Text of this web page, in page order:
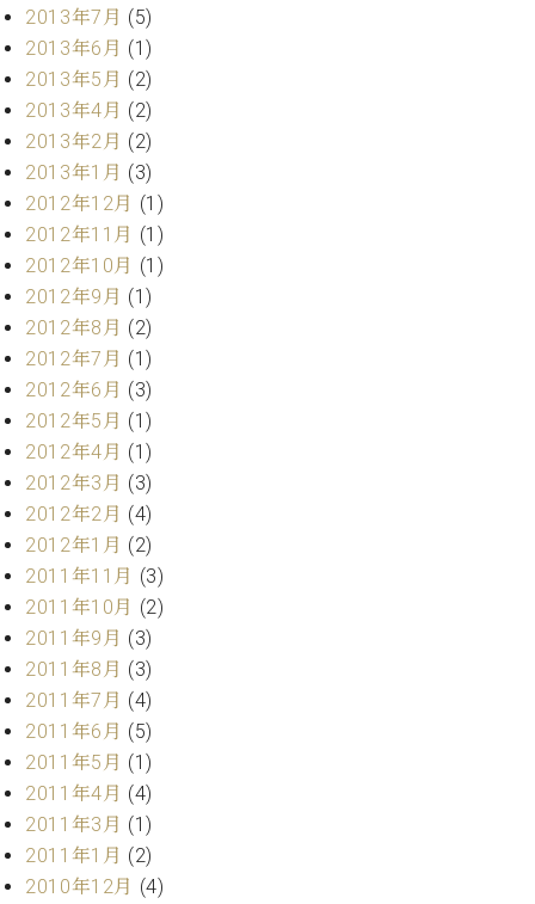
ス
ト
カ
ス
タ
マ
サ
ー
ビ
ス
(
調
律
)
フ
タ
ー
サ
ー
ス
(調
律)
調
律
師
介
調
律
料
金
2013年7月 (5)
2013年6月 (1)
2013年5月 (2)
2013年4月 (2)
2013年2月 (2)
2013年1月 (3)
2012年12月 (1)
2012年11月 (1)
2012年10月 (1)
2012年9月 (1)
2012年8月 (2)
2012年7月 (1)
2012年6月 (3)
2012年5月 (1)
2012年4月 (1)
2012年3月 (3)
2012年2月 (4)
2012年1月 (2)
2011年11月 (3)
2011年10月 (2)
2011年9月 (3)
2011年8月 (3)
2011年7月 (4)
2011年6月 (5)
2011年5月 (1)
2011年4月 (4)
2011年3月 (1)
2011年1月 (2)
2010年12月 (4)